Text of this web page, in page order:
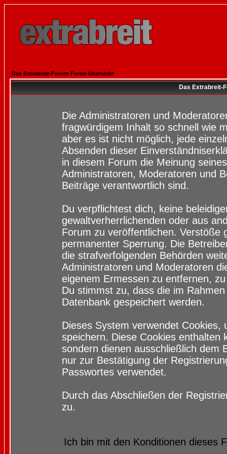
Das Extrabreit-Forum Foren-Übersicht
Das Extrabreit-
Die Administratoren und
fragwürdigem Inhalt so schnell wie
aber es ist nicht möglich, jede
Absenden dieser
in diesem Forum die Meinung
Administratoren, Moderatoren und
Beiträge verantwortlich sind.
Du verpflichtest dich, keine
gewaltverherrlichenden oder aus
Forum zu veröffentlichen. Verstöße
permanenter Sperrung. Die
die strafverfolgenden Behörden
Administratoren und Moderatoren
eigenem Ermessen zu entfernen,
Du stimmst zu, dass die im
Datenbank gespeichert werden.
Dieses System verwendet
speichern. Diese Cookies enthalten
sondern dienen ausschließlich dem
nur zur Bestätigung der
Passwortes verwendet.
Durch das Abschließen der
zu.
Ich bin mit den Konditionen dieses